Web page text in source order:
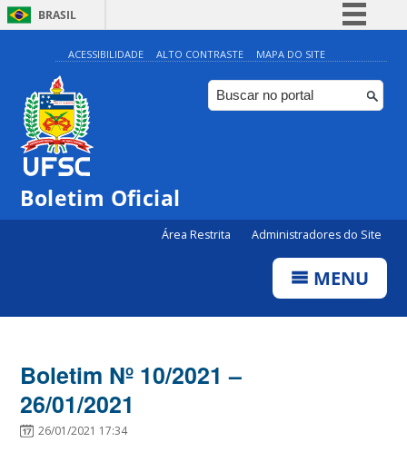
BRASIL
Simplifique!
Comunica BR
Participe
ACESSIBILIDADE ALTO CONTRASTE MAPA DO SITE
Boletim Oficial
Área Restrita Administradores do Site
MENU
Boletim Nº 10/2021 –
26/01/2021
26/01/2021 17:34